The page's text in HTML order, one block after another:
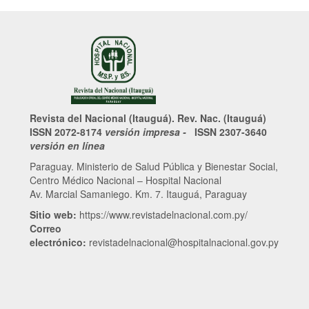
Revista del Nacional (Itauguá). Rev. Nac. (Itauguá)
ISSN 2072-8174 versión impresa - ISSN 2307-3640
versión en línea
Paraguay. Ministerio de Salud Pública y Bienestar Social,
Centro Médico Nacional – Hospital Nacional
Av. Marcial Samaniego. Km. 7. Itauguá, Paraguay
Sitio web: https://www.revistadelnacional.com.py/
Correo
electrónico: revistadelnacional@hospitalnacional.gov.py